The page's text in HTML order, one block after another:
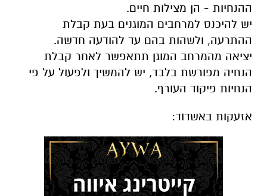
ההנחיות - הן מצילות חיים.
יש להיכנס למרחבים המוגנים בעת קבלת
ההתרעה, ולשהות בהם עד להודעה חדשה.
יציאה מהמרחב המוגן תתאפשר לאחר קבלת
הנחיה מפורשת בלבד, יש להמשיך ולפעול על פי
הנחיות פיקוד העורף.
אזעקות באשדוד: